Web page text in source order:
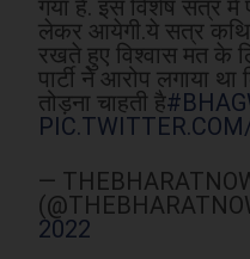
गया है. इस विशेष सत्र में
लेकर आयेगी.ये सत्र
रखते हुए विश्वास मत के
पार्टी ने आरोप लगाया
तोड़ना चाहती है
—
2022